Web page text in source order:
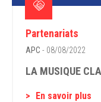
Partenariats
APC - 08/08/2022
LA MUSIQUE
En savoir plus